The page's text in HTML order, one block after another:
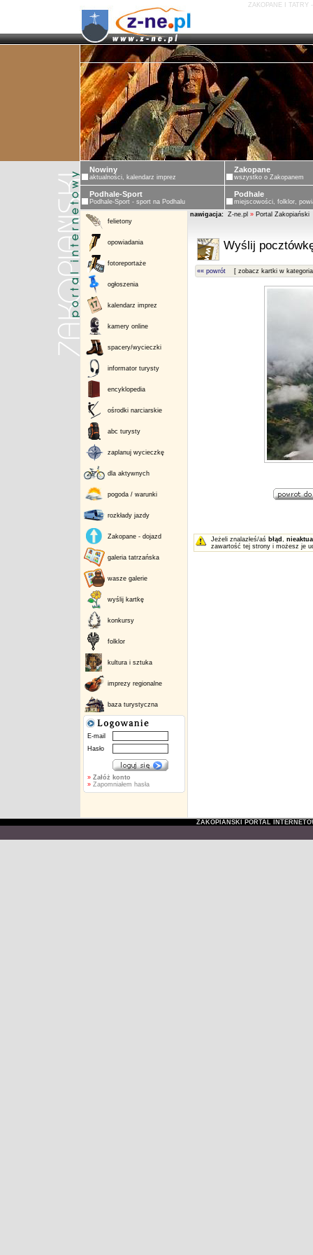
ZAKOPANE I TATRY
Nowiny
aktualności, kalendarz imprez
Zakopane
wszystko o Zakopanem
Podhale-Sport
Podhale-Sport - sport na Podhalu
Podhale
miejscowości, folklor,
felietony
opowiadania
fotoreportaże
ogłoszenia
kalendarz imprez
kamery online
spacery/wycieczki
informator turysty
encyklopedia
ośrodki narciarskie
abc turysty
zaplanuj wycieczkę
dla aktywnych
pogoda / warunki
rozkłady jazdy
Zakopane - dojazd
galeria tatrzańska
wasze galerie
wyślij kartkę
konkursy
folklor
kultura i sztuka
imprezy regionalne
baza turystyczna
E-mail
Hasło
» Załóż konto
»Zapomniałem hasła
nawigacja: Z-ne.pl » Portal Zakopiański
Wyślij
«« powrót [ zobacz kartki w
Jeżeli znalazłeś/aś błąd ,
zawartość tej strony i możesz je
ZAKOPIAŃSKI PORTAL